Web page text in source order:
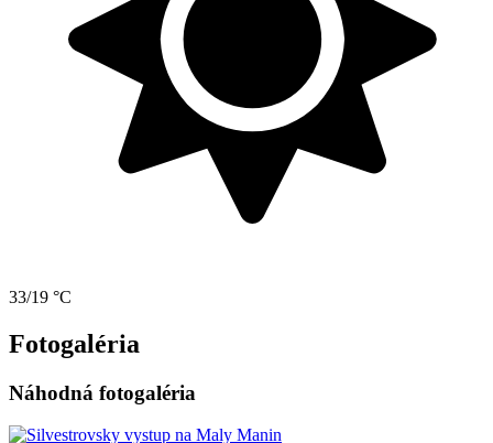
33/19 °C
Fotogaléria
Náhodná fotogaléria